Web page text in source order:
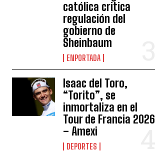
católica critica
regulación del
gobierno de
Sheinbaum
ENPORTADA
Isaac del Toro,
“Torito”, se
inmortaliza en el
Tour de Francia 2026
– Amexi
DEPORTES